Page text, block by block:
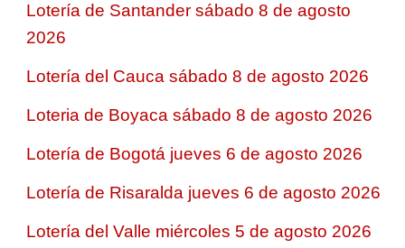
Lotería de Santander sábado 8 de agosto
2026
Lotería del Cauca sábado 8 de agosto 2026
Loteria de Boyaca sábado 8 de agosto 2026
Lotería de Bogotá jueves 6 de agosto 2026
Lotería de Risaralda jueves 6 de agosto 2026
Lotería del Valle miércoles 5 de agosto 2026